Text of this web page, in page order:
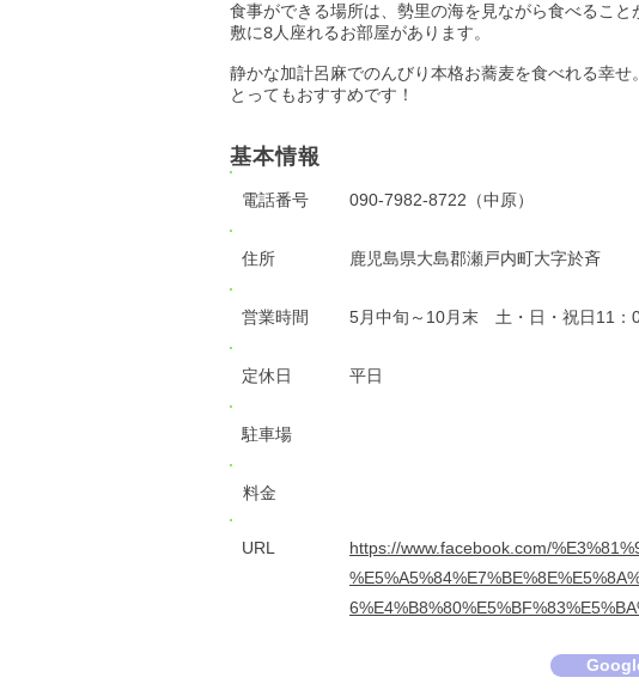
食事ができる場所は、勢里の海を見ながら食べるこ
敷に8人座れるお部屋があります。
静かな加計呂麻でのんびり本格お蕎麦を食べれる幸せ。
とってもおすすめです！
基本情報
電話番号 090-7982-8722（中原）
住所 鹿児島県大島郡瀬戸内町大字於斉
営業時間 5月中旬～10月末 土・日・祝日11：
定休日 平日
駐車場
URL
https://www.facebook.com/
料金